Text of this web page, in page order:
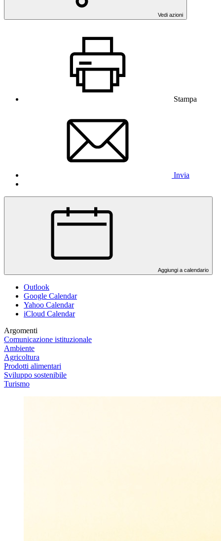
Vedi azioni
Stampa
Invia
Aggiungi a calendario
Outlook
Google Calendar
Yahoo Calendar
iCloud Calendar
Argomenti
Comunicazione istituzionale
Ambiente
Agricoltura
Prodotti alimentari
Sviluppo sostenibile
Turismo